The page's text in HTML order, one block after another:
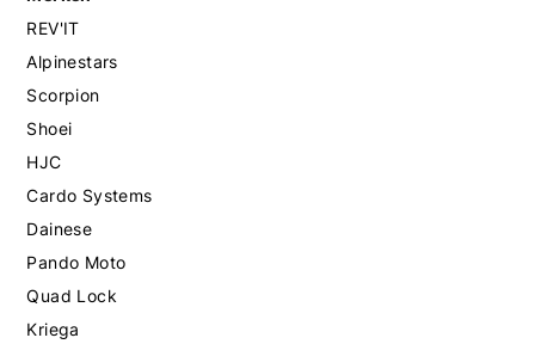
REV'IT
Alpinestars
Scorpion
Shoei
HJC
Cardo Systems
Dainese
Pando Moto
Quad Lock
Kriega